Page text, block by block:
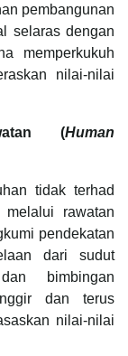
pembangunan
selaras dengan
memperkukuh
nilai-nilai
(Human
tidak terhad
melalui rawatan
pendekatan
dari sudut
bimbingan
dan terus
nilai-nilai